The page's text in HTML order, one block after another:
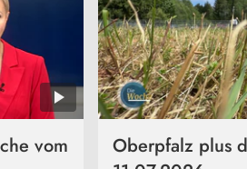
vom
Oberpfalz plus